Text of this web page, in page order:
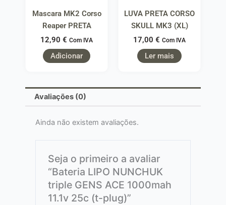
Mascara MK2 Corso
Reaper PRETA
12,90 € Com IVA
Adicionar
LUVA PRETA CORSO
SKULL MK3 (XL)
17,00 € Com IVA
Ler mais
Avaliações (0)
Ainda não existem avaliações.
Seja o primeiro a avaliar
“Bateria LIPO NUNCHUK
triple GENS ACE 1000mah
11.1v 25c (t-plug)”